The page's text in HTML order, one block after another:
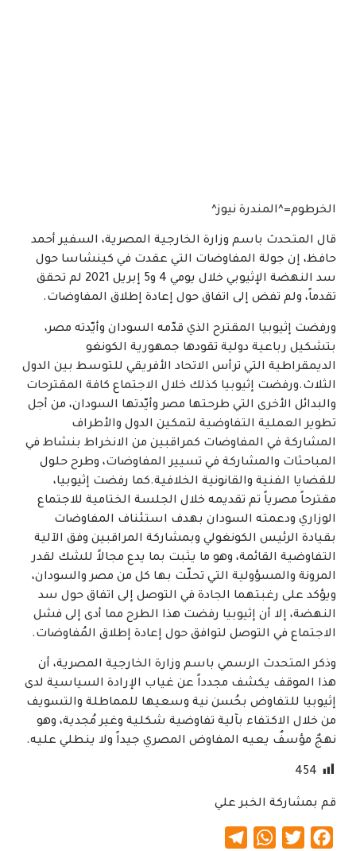
الخرطوم=^المندرة نيوز^
قال المتحدث باسم وزارة الخارجية المصرية، السفير أحمد
حافظ، إن جولة المفاوضات التي عقدت في كينشاسا حول
سد النهضة الإثيوبي خلال يومي 4 و5 إبريل 2021 لم تحقق
تقدماً، ولم تفض إلى اتفاق حول إعادة إطلاق المفاوضات.
ورفضت إثيوبيا المقترح الذي قدّمه السودان وأيّدته مصر،
بتشكيل رباعية دولية تقودها جمهورية الكونغو
الديمقراطية التي ترأس الاتحاد الأفريقي للتوسط بين الدول
الثلاث.ورفضت إثيوبيا كذلك خلال الاجتماع كافة المقترحات
والبدائل الأخرى التي طرحتها مصر وأيّدتها السودان، من أجل
تطوير العملية التفاوضية لتمكين الدول والأطراف
المشاركة في المفاوضات كمراقبين من الانخراط بنشاط في
المباحثات والمشاركة في تسيير المفاوضات، وطرح حلول
للقضايا الفنية والقانونية الخلافية.كما رفضت إثيوبيا،
مقترحاً مصرياً تم تقديمه خلال الجلسة الختامية للاجتماع
الوزاري ودعمته السودان بهدف استئناف المفاوضات
بقيادة الرئيس الكونغولي وبمشاركة المراقبين وفق الآلية
التفاوضية القائمة، وهو ما يثبت بما يدع مجالاً للشك لقدر
المرونة والمسؤولية التي تحلّت بها كل من مصر والسودان،
ويؤكد على رغبتهما الجادة في التوصل إلى اتفاق حول سد
النهضة، إلا أن إثيوبيا رفضت هذا الطرح مما أدى إلى فشل
الاجتماع في التوصل لتوافق حول إعادة إطلاق المُفاوضات.
وذكر المتحدث الرسمي باسم وزارة الخارجية المصرية، أن
هذا الموقف يكشف مجدداً عن غياب الإرادة السياسية لدى
إثيوبيا للتفاوض بحُسن نية وسعيها للمماطلة والتسويف
من خلال الاكتفاء بآلية تفاوضية شكلية وغير مُجدية، وهو
نهجٌ مؤسفٌ يعيه المفاوض المصري جيداً ولا ينطلي عليه.
454
قم بمشاركة الخبر علي
Facebook
Twitter
WhatsApp